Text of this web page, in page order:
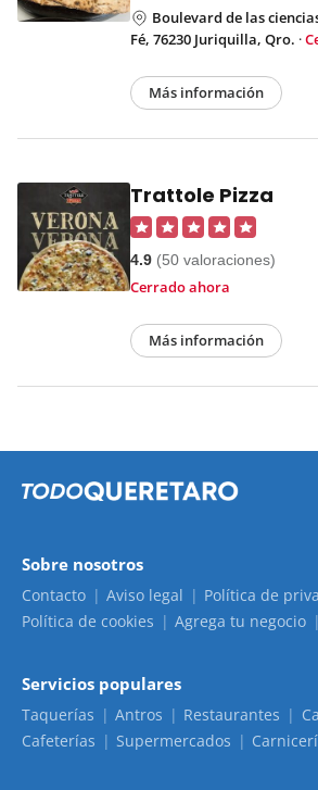
Boulevard de las
Fé, 76230 Juriquilla, Qro. ·
Más información
Trattole Pizza
4.9 (50 valoraciones)
Cerrado ahora
Más información
Sobre nosotros
Contacto Aviso legal
Política de
Política de cookies
Agrega tu negocio
Servicios populares
Taquerías Antros Restaurantes
Cafeterías
Supermercados